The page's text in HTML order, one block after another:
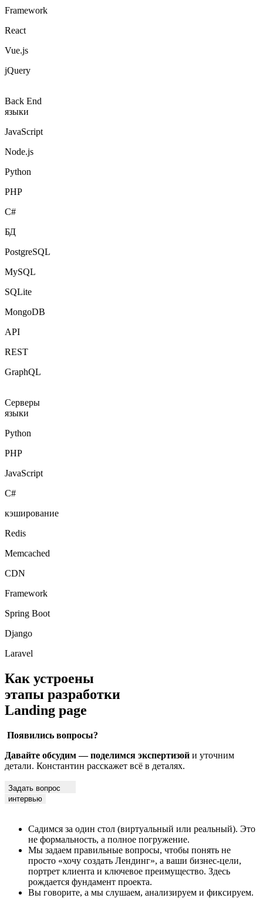
Framework
React
Vue.js
jQuery
Back End
языки
JavaScript
Node.js
Python
PHP
C#
БД
PostgreSQL
MySQL
SQLite
MongoDB
API
REST
GraphQL
Серверы
языки
Python
PHP
JavaScript
C#
кэширование
Redis
Memcached
CDN
Framework
Spring Boot
Django
Laravel
Как устроены
этапы разработки
Landing page
Появились вопросы?
Давайте обсудим — поделимся экспертизой и уточним
детали. Константин расскажет всё в деталях.
Задать вопрос
интервью
Садимся за один стол (виртуальный или реальный). Это
не формальность, а полное погружение.
Мы задаем правильные вопросы, чтобы понять не
просто «хочу создать Лендинг», а ваши бизнес-цели,
портрет клиента и ключевое преимущество. Здесь
рождается фундамент проекта.
Вы говорите, а мы слушаем, анализируем и фиксируем.